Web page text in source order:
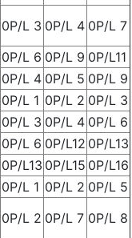
0P/L 3 0P/L 4 0P/L 7
0P/L 6 0P/L 9 0P/L11
0P/L 4 0P/L 5 0P/L 9
0P/L 1 0P/L 2 0P/L 3
0P/L 3 0P/L 4 0P/L 6
0P/L 6 0P/L12 0P/L13
0P/L13 0P/L15 0P/L16
0P/L 1 0P/L 2 0P/L 5
0P/L 2 0P/L 7 0P/L 8